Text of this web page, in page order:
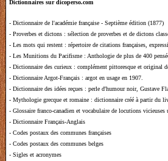
Dictionnaires sur dicoperso.com
- Dictionnaire de l'académie française - Septième édition (1877)
- Proverbes et dictons : sélection de proverbes et de dictons
- Les mots qui restent : répertoire de citations françaises,
- Les Munitions du Pacifisme : Anthologie de plus de 400
- Dictionnaire des curieux : complément pittoresque et original
- Dictionnaire Argot-Français : argot en usage en 1907.
- Dictionnaire des idées reçues : perle d'humour noir, Gustave
- Mythologie grecque et romaine : dictionnaire créé à partir du
- Glossaire franco-canadien et vocabulaire de locutions vicieuses
- Dictionnaire Français-Anglais
- Codes postaux des communes françaises
- Codes postaux des communes belges
- Sigles et acronymes